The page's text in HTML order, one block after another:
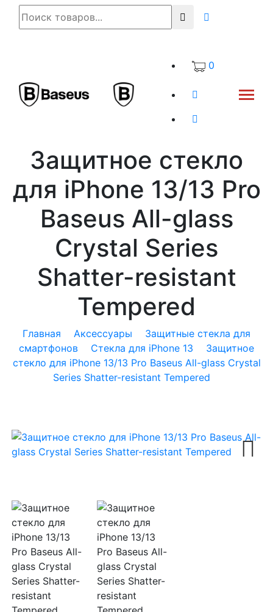
0
Защитное стекло
для iPhone 13/13 Pro
Baseus All-glass
Crystal Series
Shatter-resistant
Tempered
Главная Аксессуары
Защитные стекла для
смартфонов
Стекла для iPhone 13
Защитное
стекло для iPhone 13/13 Pro Baseus All-glass Crystal
Series Shatter-resistant Tempered